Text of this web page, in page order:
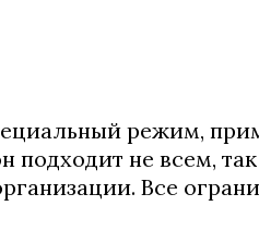
режим,
не всем, так
Все